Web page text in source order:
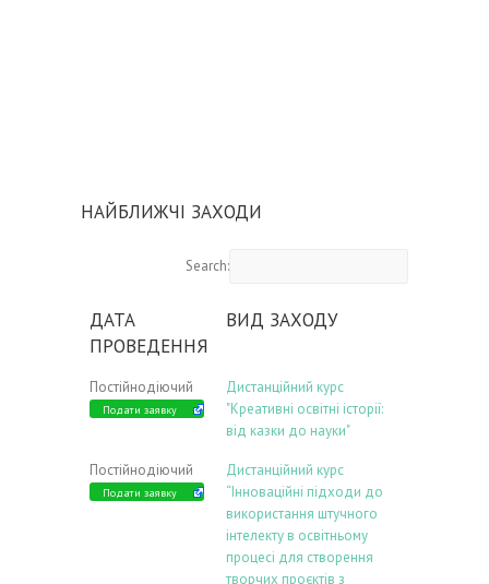
НАЙБЛИЖЧІ ЗАХОДИ
Search:
ДАТА
ПРОВЕДЕННЯ
ВИД ЗАХОДУ
Постійнодіючий
Подати заявку
Дистанційний курс
"Креативні освітні історії:
від казки до науки"
Постійнодіючий
Подати заявку
Дистанційний курс
“Інноваційні підходи до
використання штучного
інтелекту в освітньому
процесі для створення
творчих проєктів з